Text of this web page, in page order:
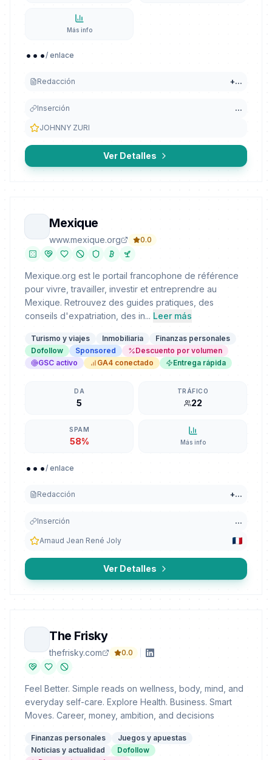
Más info
.../ enlace
Redacción +...
Inserción ...
JOHNNY ZURI
Ver Detalles
Mexique
www.mexique.org 0.0
Mexique.org est le portail francophone de référence
pour vivre, travailler, investir et entreprendre au
Mexique. Retrouvez des guides pratiques, des
conseils d'expatriation, des in... Leer más
Turismo y viajes Inmobiliaria
Finanzas personales
Dofollow
Sponsored
Descuento por volumen
GSC activo
GA4 conectado Entrega rápida
DA
5
TRÁFICO
22
SPAM
58% Más info
.../ enlace
Redacción +...
Inserción ...
Arnaud Jean René Joly
Ver Detalles
The Frisky
thefrisky.com 0.0
Feel Better. Simple reads on wellness, body, mind, and
everyday self-care. Explore Health. Business. Smart
Moves. Career, money, ambition, and decisions
Finanzas personales
Juegos y apuestas
Noticias y actualidad
Dofollow